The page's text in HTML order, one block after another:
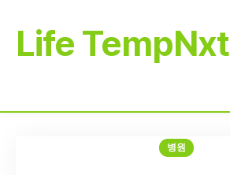
Life TempNxt
병원